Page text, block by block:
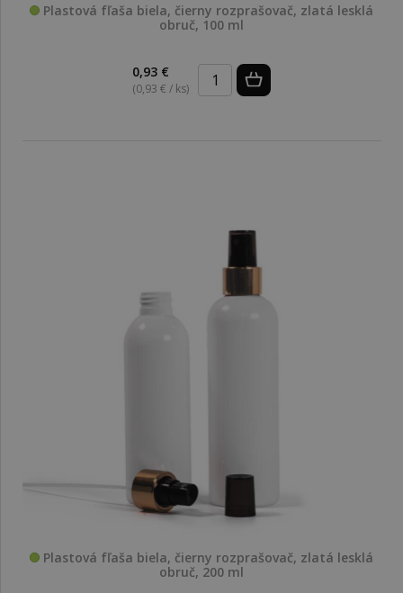
Plastová fľaša biela, čierny rozprašovač, zlatá lesklá
obruč, 100 ml
0,93 €
(0,93 € / ks)
Plastová fľaša biela, čierny rozprašovač, zlatá lesklá
obruč, 200 ml